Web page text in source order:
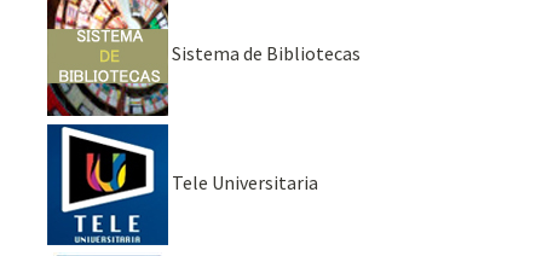
Sistema de Bibliotecas
Tele Universitaria